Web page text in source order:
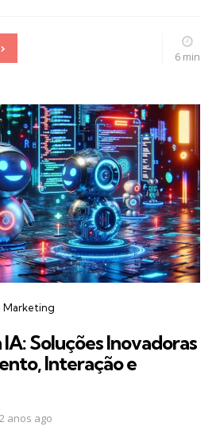
6 min
Marketing
Soluções Inovadoras
Interação e
2 anos ago